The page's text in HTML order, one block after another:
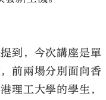
到，今次講座是單
前兩場分別面向香
理工大學的學生，